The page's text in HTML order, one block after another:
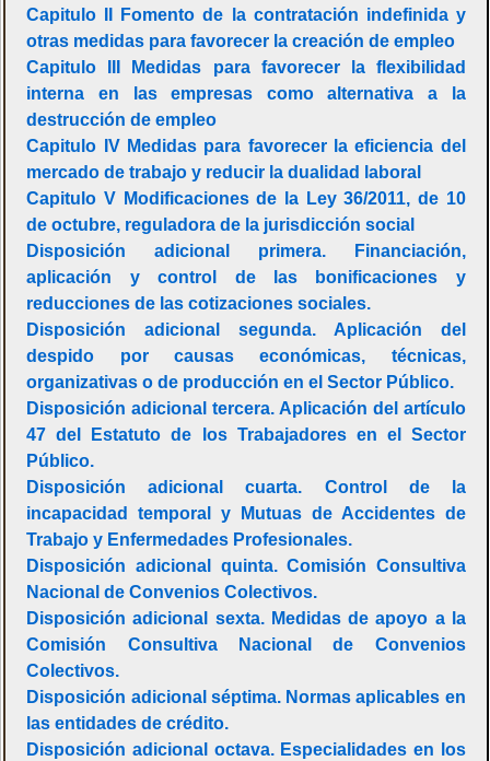
Capitulo II Fomento de la contratación indefinida y
otras medidas para favorecer la creación de empleo
Capitulo III Medidas para favorecer la flexibilidad
interna en las empresas como alternativa a la
destrucción de empleo
Capitulo IV Medidas para favorecer la eficiencia del
mercado de trabajo y reducir la dualidad laboral
Capitulo V Modificaciones de la Ley 36/2011, de 10
de octubre, reguladora de la jurisdicción social
Disposición adicional primera. Financiación,
aplicación y control de las bonificaciones y
reducciones de las cotizaciones sociales.
Disposición adicional segunda. Aplicación del
despido por causas económicas, técnicas,
organizativas o de producción en el Sector Público.
Disposición adicional tercera. Aplicación del artículo
47 del Estatuto de los Trabajadores en el Sector
Público.
Disposición adicional cuarta. Control de la
incapacidad temporal y Mutuas de Accidentes de
Trabajo y Enfermedades Profesionales.
Disposición adicional quinta. Comisión Consultiva
Nacional de Convenios Colectivos.
Disposición adicional sexta. Medidas de apoyo a la
Comisión Consultiva Nacional de Convenios
Colectivos.
Disposición adicional séptima. Normas aplicables en
las entidades de crédito.
Disposición adicional octava. Especialidades en los